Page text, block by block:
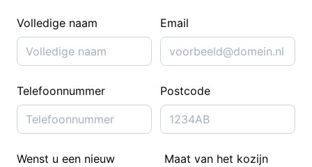
Volledige naam Email
Telefoonnummer Postcode
Wenst u een nieuw
Maat van het kozijn